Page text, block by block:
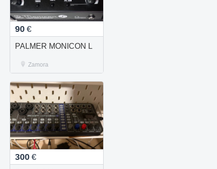
90 €
PALMER MONICON L
Zamora
300 €